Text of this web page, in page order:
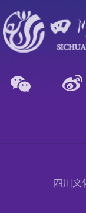
四川